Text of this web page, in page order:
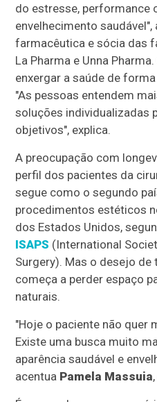
do estresse, performance
envelhecimento saudável",
farmacêutica e sócia das
La Pharma e Unna
enxergar a saúde de
"As pessoas entendem
soluções individualizadas
objetivos", explica.
A preocupação com
perfil dos pacientes da
segue como o segundo
procedimentos estéticos
dos Estados Unidos,
ISAPS (International
Surgery). Mas o desejo
começa a perder espaço
naturais.
"Hoje o paciente não quer
Existe uma busca muito
aparência saudável e
acentua Pamela Massuia